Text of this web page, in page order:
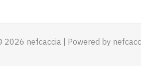
2026 nefcaccia | Powered by